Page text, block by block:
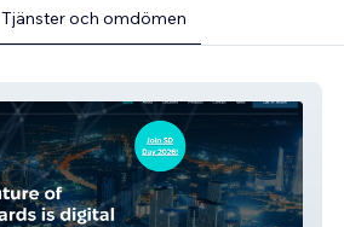
Tjänster och omdömen